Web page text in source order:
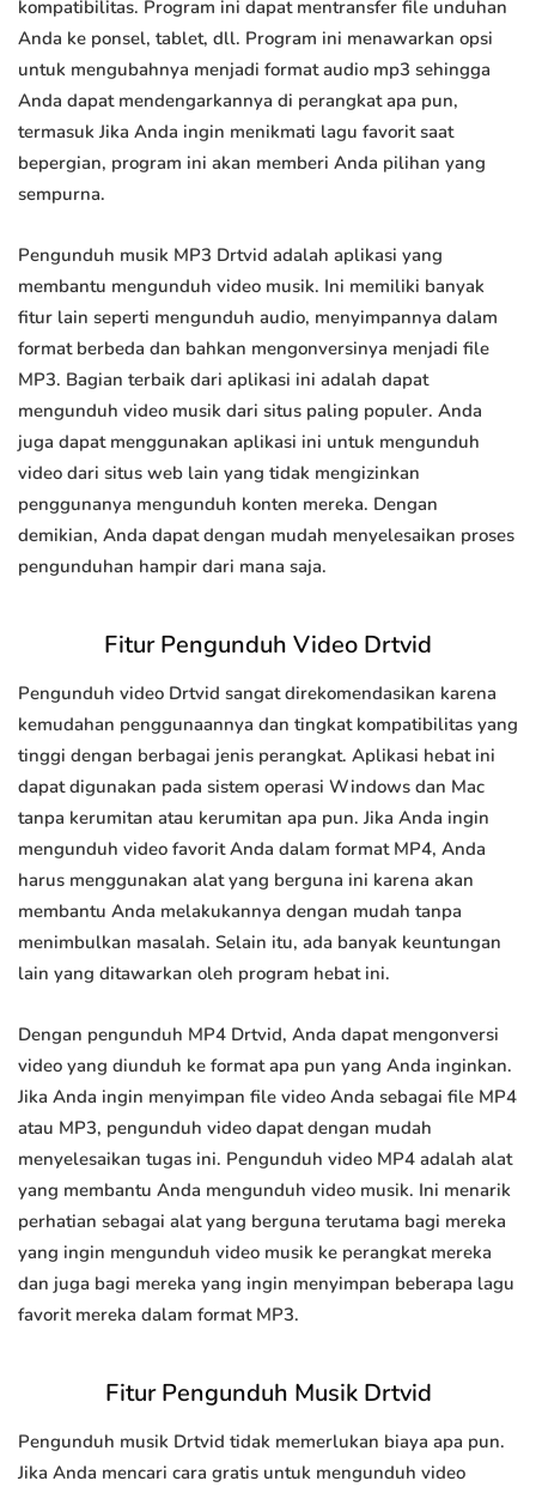
kompatibilitas. Program ini dapat mentransfer file unduhan
Anda ke ponsel, tablet, dll. Program ini menawarkan opsi
untuk mengubahnya menjadi format audio mp3 sehingga
Anda dapat mendengarkannya di perangkat apa pun,
termasuk Jika Anda ingin menikmati lagu favorit saat
bepergian, program ini akan memberi Anda pilihan yang
sempurna.
Pengunduh musik MP3 Drtvid adalah aplikasi yang
membantu mengunduh video musik. Ini memiliki banyak
fitur lain seperti mengunduh audio, menyimpannya dalam
format berbeda dan bahkan mengonversinya menjadi file
MP3. Bagian terbaik dari aplikasi ini adalah dapat
mengunduh video musik dari situs paling populer. Anda
juga dapat menggunakan aplikasi ini untuk mengunduh
video dari situs web lain yang tidak mengizinkan
penggunanya mengunduh konten mereka. Dengan
demikian, Anda dapat dengan mudah menyelesaikan proses
pengunduhan hampir dari mana saja.
Fitur Pengunduh Video Drtvid
Pengunduh video Drtvid sangat direkomendasikan karena
kemudahan penggunaannya dan tingkat kompatibilitas yang
tinggi dengan berbagai jenis perangkat. Aplikasi hebat ini
dapat digunakan pada sistem operasi Windows dan Mac
tanpa kerumitan atau kerumitan apa pun. Jika Anda ingin
mengunduh video favorit Anda dalam format MP4, Anda
harus menggunakan alat yang berguna ini karena akan
membantu Anda melakukannya dengan mudah tanpa
menimbulkan masalah. Selain itu, ada banyak keuntungan
lain yang ditawarkan oleh program hebat ini.
Dengan pengunduh MP4 Drtvid, Anda dapat mengonversi
video yang diunduh ke format apa pun yang Anda inginkan.
Jika Anda ingin menyimpan file video Anda sebagai file MP4
atau MP3, pengunduh video dapat dengan mudah
menyelesaikan tugas ini. Pengunduh video MP4 adalah alat
yang membantu Anda mengunduh video musik. Ini menarik
perhatian sebagai alat yang berguna terutama bagi mereka
yang ingin mengunduh video musik ke perangkat mereka
dan juga bagi mereka yang ingin menyimpan beberapa lagu
favorit mereka dalam format MP3.
Fitur Pengunduh Musik Drtvid
Pengunduh musik Drtvid tidak memerlukan biaya apa pun.
Jika Anda mencari cara gratis untuk mengunduh video